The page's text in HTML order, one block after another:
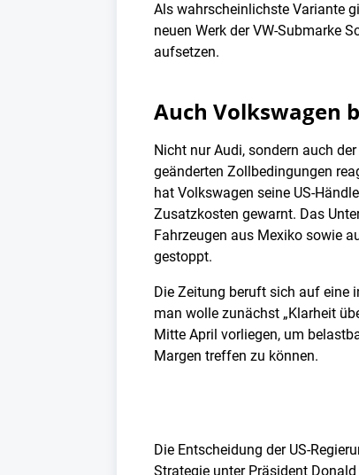
Als wahrscheinlichste Variante
neuen Werk der VW-Submarke
aufsetzen.
Auch Volkswagen
Nicht nur Audi, sondern auch
geänderten Zollbedingungen
hat Volkswagen seine US-
Zusatzkosten gewarnt. Das
Fahrzeugen aus Mexiko sowie
gestoppt.
Die Zeitung beruft sich auf eine
man wolle zunächst „Klarheit
Mitte April vorliegen, um
Margen treffen zu können.
Die Entscheidung der US-
Strategie unter Präsident